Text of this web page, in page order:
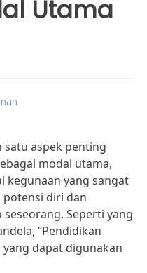
Utama
satu aspek penting
modal utama,
kegunaan yang sangat
diri dan
Seperti yang
“Pendidikan
dapat digunakan